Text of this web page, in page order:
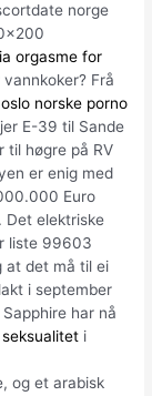
norge
orgasme for
Frå
norske porno
E-39 til Sande
til høgre på RV
er enig med
Euro
Det elektriske
liste 99603
at det må til ei
i september
har nå
i
og et arabisk